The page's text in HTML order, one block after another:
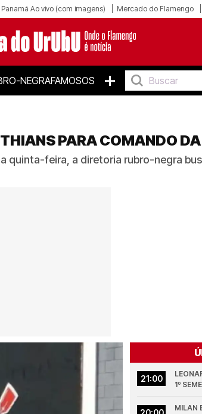
Panamá Ao vivo (com imagens) Mercado do Flamengo
NEGRAFAMOSOS +
PARA COMANDO
quinta-feira, a diretoria rubro-negra
21:00
1º
MILAN